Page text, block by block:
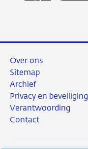
Over ons
Sitemap
Archief
Privacy en beveiliging
Verantwoording
Contact